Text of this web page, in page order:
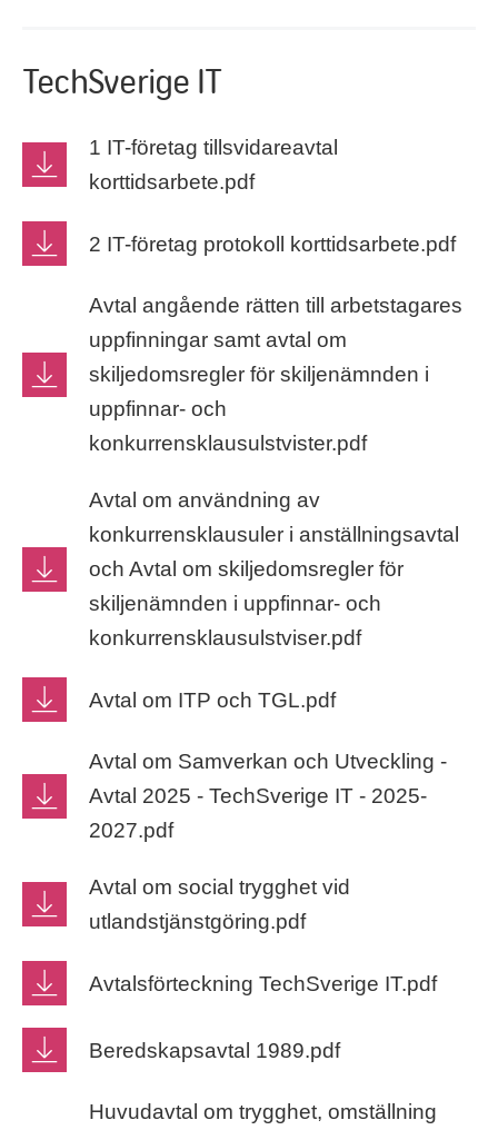
TechSverige IT
1 IT-företag tillsvidareavtal
korttidsarbete.pdf
2 IT-företag protokoll korttidsarbete.pdf
Avtal angående rätten till arbetstagares
uppfinningar samt avtal om
skiljedomsregler för skiljenämnden i
uppfinnar- och
konkurrensklausulstvister.pdf
Avtal om användning av
konkurrensklausuler i anställningsavtal
och Avtal om skiljedomsregler för
skiljenämnden i uppfinnar- och
konkurrensklausulstviser.pdf
Avtal om ITP och TGL.pdf
Avtal om Samverkan och Utveckling -
Avtal 2025 - TechSverige IT - 2025-
2027.pdf
Avtal om social trygghet vid
utlandstjänstgöring.pdf
Avtalsförteckning TechSverige IT.pdf
Beredskapsavtal 1989.pdf
Huvudavtal om trygghet, omställning